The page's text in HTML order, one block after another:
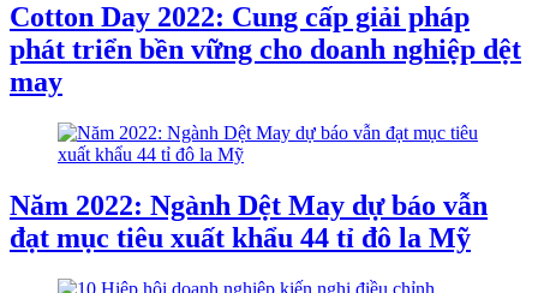
Cotton Day 2022: Cung cấp giải pháp
phát triển bền vững cho doanh nghiệp dệt
may
Năm 2022: Ngành Dệt May dự báo vẫn
đạt mục tiêu xuất khẩu 44 tỉ đô la Mỹ